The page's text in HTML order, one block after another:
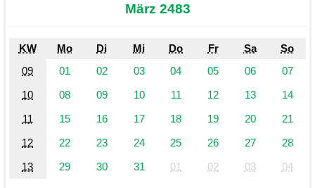
März 2483
KW Mo Di Mi Do Fr Sa
So
09
01 02 03 04 05 06
07
10
08 09 10 11 12 13
14
11
15 16 17 18 19 20
21
12
22 23 24 25 26 27
28
13
29 30 31 01 02 03 04